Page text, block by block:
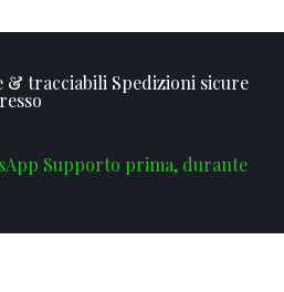
& tracciabili Spedizioni sicure
Supporto prima, durante